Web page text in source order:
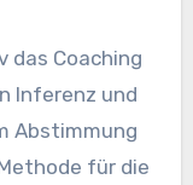
das Coaching
Inferenz und
Abstimmung
für die